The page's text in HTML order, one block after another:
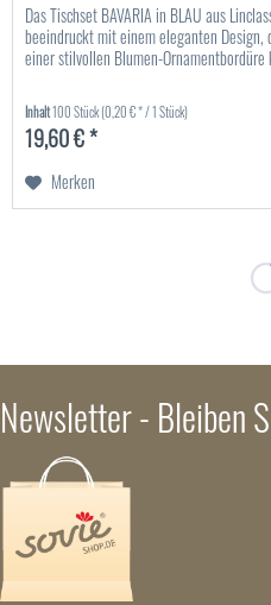
Das Tischset BAVARIA in BLAU aus
beeindruckt mit einem eleganten
einer stilvollen Blumen-
Inhalt100 Stück(0,20 € * / 1 Stück)
19,60 € *
Merken
Newsletter - Bleiben